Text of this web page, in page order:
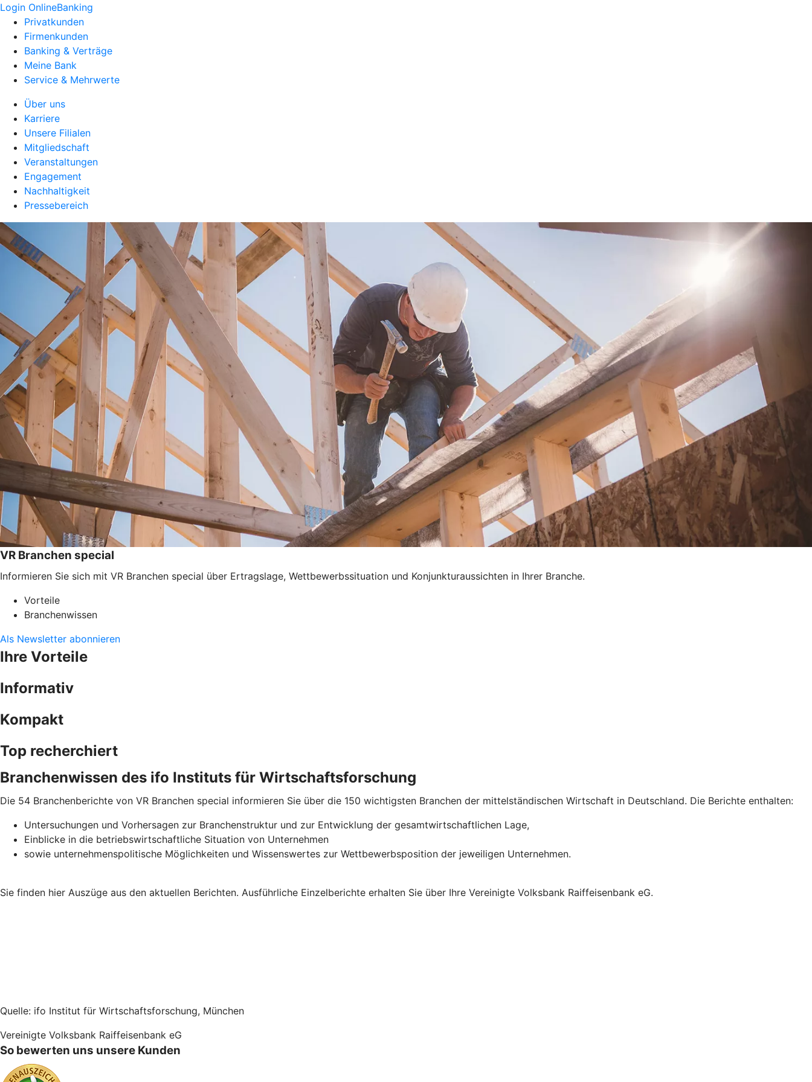
Login OnlineBanking
Privatkunden
Firmenkunden
Banking & Verträge
Meine Bank
Service & Mehrwerte
Über uns
Karriere
Unsere Filialen
Mitgliedschaft
Veranstaltungen
Engagement
Nachhaltigkeit
Pressebereich
VR Branchen special
Informieren Sie sich mit VR Branchen special über Ertragslage, Wettbewerbssituation und Konjunkturaussichten in Ihrer Branche.
Vorteile
Branchenwissen
Als Newsletter abonnieren
Ihre Vorteile
Informativ
Kompakt
Top recherchiert
Branchenwissen des ifo Instituts für Wirtschaftsforschung
Die 54 Branchenberichte von VR Branchen special informieren Sie über die 150 wichtigsten Branchen der mittelständischen Wirtschaft in Deutschland. Die Berichte enthalten:
Untersuchungen und Vorhersagen zur Branchenstruktur und zur Entwicklung der gesamtwirtschaftlichen Lage,
Einblicke in die betriebswirtschaftliche Situation von Unternehmen
sowie unternehmenspolitische Möglichkeiten und Wissenswertes zur Wettbewerbsposition der jeweiligen Unternehmen.
Sie finden hier Auszüge aus den aktuellen Berichten. Ausführliche Einzelberichte erhalten Sie über Ihre Vereinigte Volksbank Raiffeisenbank eG.
Quelle: ifo Institut für Wirtschaftsforschung, München
Vereinigte Volksbank Raiffeisenbank eG
So bewerten uns unsere Kunden